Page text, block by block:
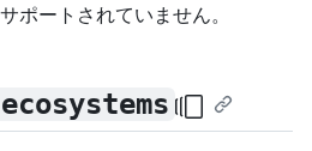
ポートされていません。